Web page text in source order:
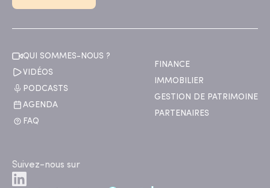
QUI SOMMES-NOUS ?
VIDÉOS
PODCASTS
AGENDA
FAQ
FINANCE
IMMOBILIER
GESTION DE PATRIMOINE
PARTENAIRES
Suivez-nous sur